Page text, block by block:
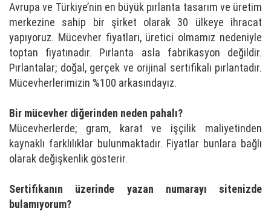
Avrupa ve Türkiye’nin en büyük pırlanta tasarım ve üretim
merkezine sahip bir şirket olarak 30 ülkeye ihracat
yapıyoruz. Mücevher fiyatları, üretici olmamız nedeniyle
toptan fiyatınadır. Pırlanta asla fabrikasyon değildir.
Pırlantalar; doğal, gerçek ve orijinal sertifikalı pırlantadır.
Mücevherlerimizin %100 arkasındayız.
Bir mücevher diğerinden neden pahalı?
Mücevherlerde; gram, karat ve işçilik maliyetinden
kaynaklı farklılıklar bulunmaktadır. Fiyatlar bunlara bağlı
olarak değişkenlik gösterir.
Sertifikanın üzerinde yazan numarayı sitenizde
bulamıyorum?